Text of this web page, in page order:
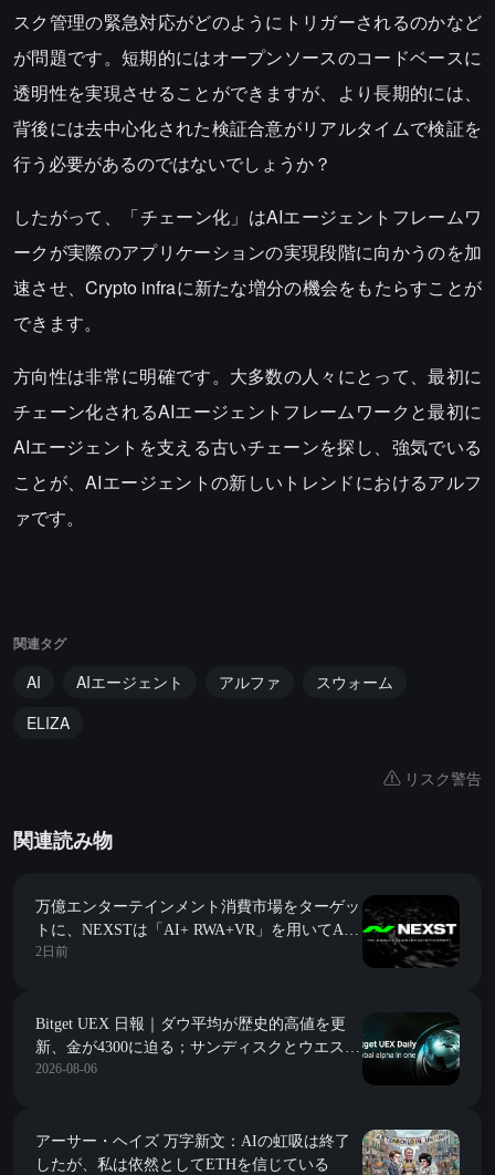
スク管理の緊急対応がどのようにトリガーされるのかなど
が問題です。短期的にはオープンソースのコードベースに
透明性を実現させることができますが、より長期的には、
背後には去中心化された検証合意がリアルタイムで検証を
行う必要があるのではないでしょうか？
したがって、「チェーン化」はAIエージェントフレームワ
ークが実際のアプリケーションの実現段階に向かうのを加
速させ、Crypto infraに新たな増分の機会をもたらすことが
できます。
方向性は非常に明確です。大多数の人々にとって、最初に
チェーン化されるAIエージェントフレームワークと最初に
AIエージェントを支える古いチェーンを探し、強気でいる
ことが、AIエージェントの新しいトレンドにおけるアルフ
ァです。
関連タグ
AI AIエージェント アルファ
スウォーム
ELIZA
リスク警告
関連読み物
万億エンターテインメント消費市場をターゲッ
トに、NEXSTは「AI+ RWA+VR」を用いてAI
アイドル時代の「JYP」を構築します。
2日前
Bitget UEX 日報｜ダウ平均が歴史的高値を更
新、金が4300に迫る；サンディスクとウエスタ
ンデジタルのガイダンスが予想を下回り大幅下
2026-08-06
アーサー・ヘイズ 万字新文：AIの虹吸は終了
したが、私は依然としてETHを信じている